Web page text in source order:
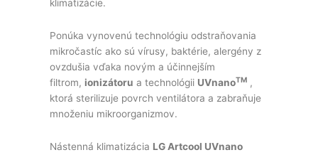
klimatizácie.
Ponúka vynovenú technológiu odstraňovania
mikročastíc ako sú vírusy, baktérie, alergény z
ovzdušia vďaka novým a účinnejším
filtrom, ionizátoru a technológii UVnanoTM ,
ktorá sterilizuje povrch ventilátora a zabraňuje
množeniu mikroorganizmov.
Nástenná klimatizácia LG Artcool UVnano